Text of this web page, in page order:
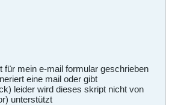
für mein e-mail formular geschrieben
eine mail oder gibt
leider wird dieses skript nicht von
unterstützt